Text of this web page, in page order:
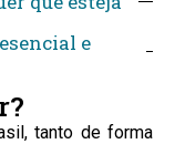
e
tanto de forma